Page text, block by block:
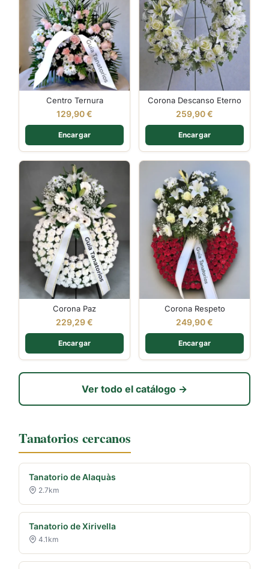
Centro Ternura
129,90€
Encargar
Corona Descanso Eterno
259,90€
Encargar
Corona Paz
229,29€
Encargar
Corona Respeto
249,90€
Encargar
Ver todo el catálogo →
Tanatorios cercanos
Tanatorio de Alaquàs
2.7km
Tanatorio de Xirivella
4.1km